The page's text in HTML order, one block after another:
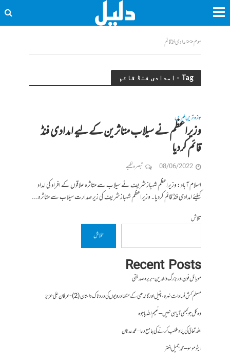
ہوم<<امدادی فنڈ قائم
Tag - امدادی فنڈ قائم
تازہ ترین خبریں
وزیراعظم نے سیلاب متاثرین کے لیے امدادی فنڈ
قائم کردیا
08/06/2022 تبصرہ لکھیے
اسلام آباد: وزیراعظم شہباز شریف نے سیلاب سے متاثرہ علاقوں کے افراد کی امداد
کیلئے امدادی فنڈ قائم کردیا۔ وزیراعظم شہباز شریف کی زیر صدارت سیلاب سے متاثرہ...
تلاش
تلاش
Recent Posts
موبائل فون اور بزرگ والدین- بریرہ صدیقی
مسلم کش فسادات نہرو، پٹیل اور گاندھی کے متضاد رویوں کی درد ناک داستان (2)- عرفان علی عزیز
وہ کل جو کبھی آیا ہی نہیں – نعیم اللہ باجوہ
اللہ تعالیٰ کی پناہ طلب کرنے کی جامع دعا – محمد عدنان
ایٹوموسو – محمد جمیل اختر